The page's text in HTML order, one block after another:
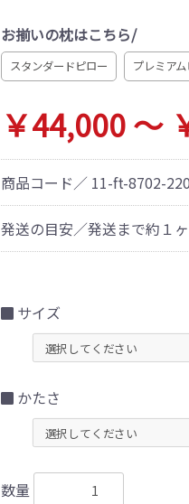
お揃いの枕はこちら/
スタンダードピロー プレミア
￥44,000 ～
商品コード／ 11-ft-8702-
発送の目安／発送まで約１
サイズ
かたさ
数量